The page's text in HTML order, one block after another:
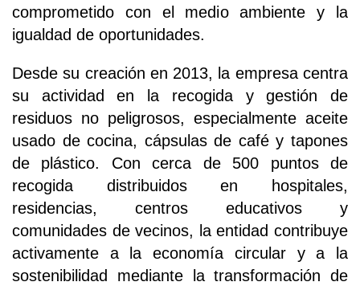
comprometido con el medio ambiente y la
igualdad de oportunidades.
Desde su creación en 2013, la empresa centra
su actividad en la recogida y gestión de
residuos no peligrosos, especialmente aceite
usado de cocina, cápsulas de café y tapones
de plástico. Con cerca de 500 puntos de
recogida distribuidos en hospitales,
residencias, centros educativos y
comunidades de vecinos, la entidad contribuye
activamente a la economía circular y a la
sostenibilidad mediante la transformación de